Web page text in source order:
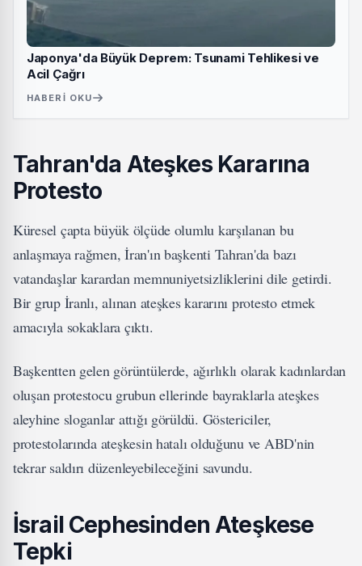
Japonya'da Büyük Deprem: Tsunami Tehlikesi ve
Acil Çağrı
HABERI OKU
Tahran'da Ateşkes Kararına
Protesto
Küresel çapta büyük ölçüde olumlu karşılanan bu
anlaşmaya rağmen, İran'ın başkenti Tahran'da bazı
vatandaşlar karardan memnuniyetsizliklerini dile getirdi.
Bir grup İranlı, alınan ateşkes kararını protesto etmek
amacıyla sokaklara çıktı.
Başkentten gelen görüntülerde, ağırlıklı olarak kadınlardan
oluşan protestocu grubun ellerinde bayraklarla ateşkes
aleyhine sloganlar attığı görüldü. Göstericiler,
protestolarında ateşkesin hatalı olduğunu ve ABD'nin
tekrar saldırı düzenleyebileceğini savundu.
İsrail Cephesinden Ateşkese
Tepki